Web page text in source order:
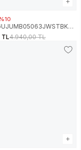
4.940,00 TL